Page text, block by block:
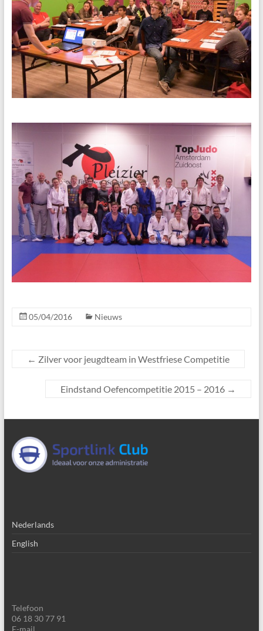
05/04/2016 Nieuws
← Zilver voor jeugdteam in Westfriese Competitie
Eindstand Oefencompetitie 2015 – 2016 →
Nederlands
English
Telefoon
06 18 30 77 91
E-mail